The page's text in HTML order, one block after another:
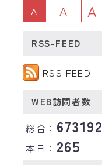
A A A
RSS-FEED
RSS FEED
WEB訪問者数
総合： 673192
本日： 265